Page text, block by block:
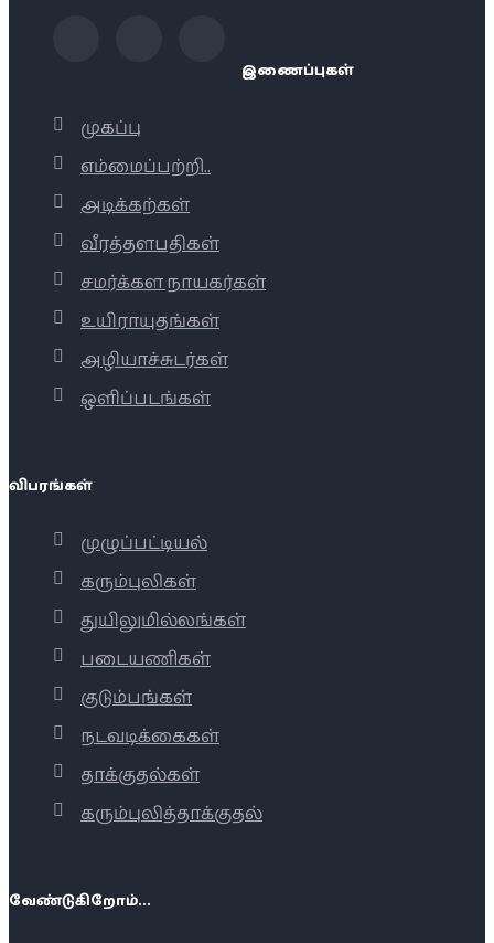
இணைப்புகள்
முகப்பு
எம்மைப்பற்றி..
அடிக்கற்கள்
வீரத்தளபதிகள்
சமர்க்கள நாயகர்கள்
உயிராயுதங்கள்
அழியாச்சுடர்கள்
ஒளிப்படங்கள்
விபரங்கள்
முழுப்பட்டியல்
கரும்புலிகள்
துயிலுமில்லங்கள்
படையணிகள்
குடும்பங்கள்
நடவடிக்கைகள்
தாக்குதல்கள்
கரும்புலித்தாக்குதல்
வேண்டுகிறோம்...